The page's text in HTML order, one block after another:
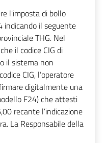
l'imposta di bollo
indicando il seguente
THG. Nel
il codice CIG di
il sistema non
CIG, l’operatore
digitalmente una
F24) che attesti
recante l’indicazione
La Responsabile della